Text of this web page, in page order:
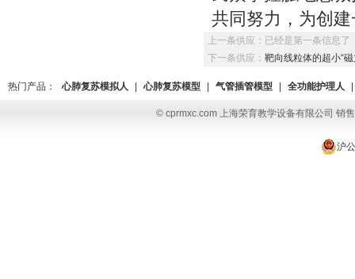
共同努力，为创
上一条供应： 已经是第一条信息了
下一条供应： 靶向线粒体的超小“
热门产品： 心肺复苏模拟人 心肺复苏模型 气管插管模型 全功能护理人
© cprmxc.com 上海荣育教学设备有限公司 销
沪